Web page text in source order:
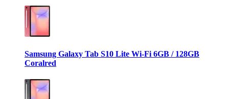
Samsung Galaxy Tab S10 Lite Wi-Fi 6GB / 128GB
Coralred